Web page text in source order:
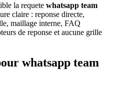
la requete whatsapp team
claire : reponse directe,
maillage interne, FAQ
de reponse et aucune grille
whatsapp team